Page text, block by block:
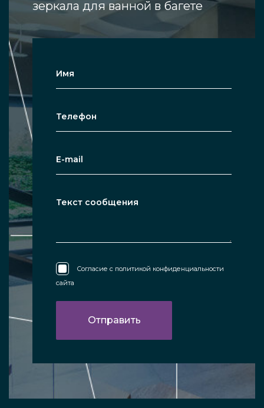
зеркала для ванной в багете
Согласие с политикой конфиденциальности
сайта